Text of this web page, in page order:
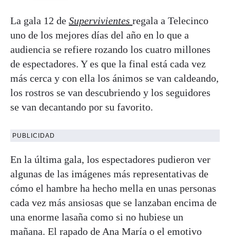
La gala 12 de Supervivientes regala a Telecinco
uno de los mejores días del año en lo que a
audiencia se refiere rozando los cuatro millones
de espectadores. Y es que la final está cada vez
más cerca y con ella los ánimos se van caldeando,
los rostros se van descubriendo y los seguidores
se van decantando por su favorito.
PUBLICIDAD
En la última gala, los espectadores pudieron ver
algunas de las imágenes más representativas de
cómo el hambre ha hecho mella en unas personas
cada vez más ansiosas que se lanzaban encima de
una enorme lasaña como si no hubiese un
mañana. El rapado de Ana María o el emotivo